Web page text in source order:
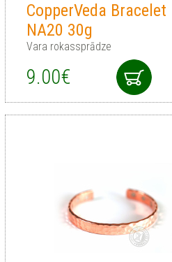
CopperVeda Bracelet
NA20 30g
Vara rokassprādze
9.00€